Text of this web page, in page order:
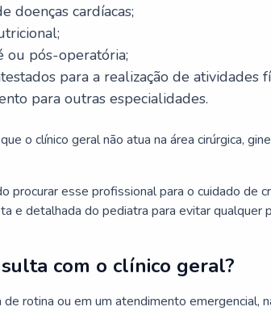
doenças cardíacas;
ou pós-operatória;
para a realização de atividades
para outras especialidades.
o clínico geral não atua na área cirúrgica,
procurar esse profissional para o cuidado de
e detalhada do pediatra para evitar qualquer
com o clínico geral?
rotina ou em um atendimento emergencial,